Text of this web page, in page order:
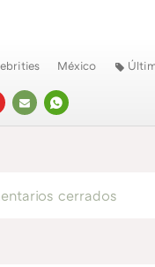
E-
WHATSAPP
México
cerrados